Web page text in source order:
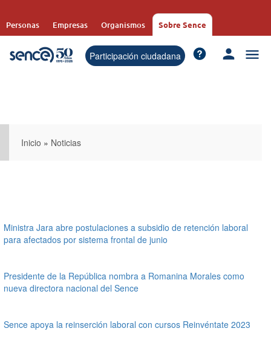
contenido
Personas Empresas Organismos Sobre Sence
Participación ciudadana
Inicio » Noticias
Ministra Jara abre postulaciones a subsidio de retención laboral
para afectados por sistema frontal de junio
Presidente de la República nombra a Romanina Morales como
nueva directora nacional del Sence
Sence apoya la reinserción laboral con cursos Reinvéntate 2023